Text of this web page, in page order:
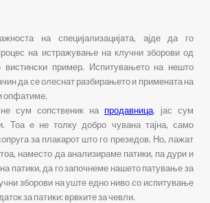
на специјализацијата, ајде да го
на истражување на клучни зборови од
вистински пример. Испитувањето на нешто
да се олеснат разбирањето и примената на
опфатиме.
сум сопственик на продавница, јас сум
Тоа е не толку добро чувана тајна, само
за плакарот што го презедов. Но, лажат
наместо да анализираме патики, па дури и
патики, да го започнеме нашето патување за
зборови на уште едно ниво со испитување
за патики: врвките за чевли.